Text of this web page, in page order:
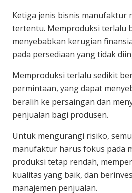
Ketiga jenis bisnis manufaktur
tertentu. Memproduksi terlalu
menyebabkan kerugian
pada persediaan yang tidak
Memproduksi terlalu sedikit
permintaan, yang dapat
beralih ke persaingan dan
penjualan bagi produsen.
Untuk mengurangi risiko,
manufaktur harus fokus pada
produksi tetap rendah,
kualitas yang baik, dan
manajemen penjualan.